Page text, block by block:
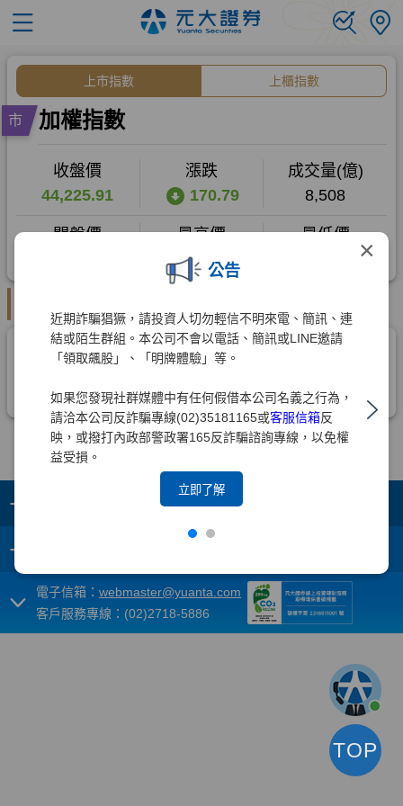
×
公告
近期詐騙猖獗，請投資人切勿輕信不明來電、簡訊、連
結或陌生群組。本公司不會以電話、簡訊或LINE邀請
「領取飆股」、「明牌體驗」等。
如果您發現社群媒體中有任何假借本公司名義之行為，
請洽本公司反詐騙專線(02)35181165或客服信箱反
映，或撥打內政部警政署165反詐騙諮詢專線，以免權
益受損。
立即了解
+
+
電子信箱： webmaster@yuanta.com
客戶服務專線：(02)2718-5886
TOP